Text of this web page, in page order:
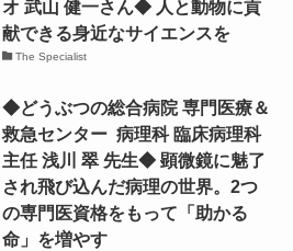
オ 武山 健一さん◆ 人と動物に貢
献できる身近なサイエンスを
The Specialist
◆どうぶつの総合病院 専門医療＆
救急センター 病理科 臨床病理科
主任 浅川 翠 先生◆ 顕微鏡に魅了
され飛び込んだ病理の世界。2つ
の専門医資格をもって「助かる
命」を増やす